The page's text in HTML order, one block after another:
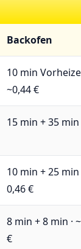
Backofen
10 min
~0,44 €
15 min + 35 min
10 min + 25 min
0,46 €
8 min + 8 min ·
€